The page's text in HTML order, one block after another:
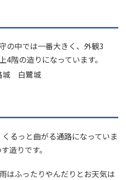
の中では一番大きく、外観3
4階の造りになっています。
るっと曲がる通路になっていま
造りです。
はふったりやんだりとお天気は